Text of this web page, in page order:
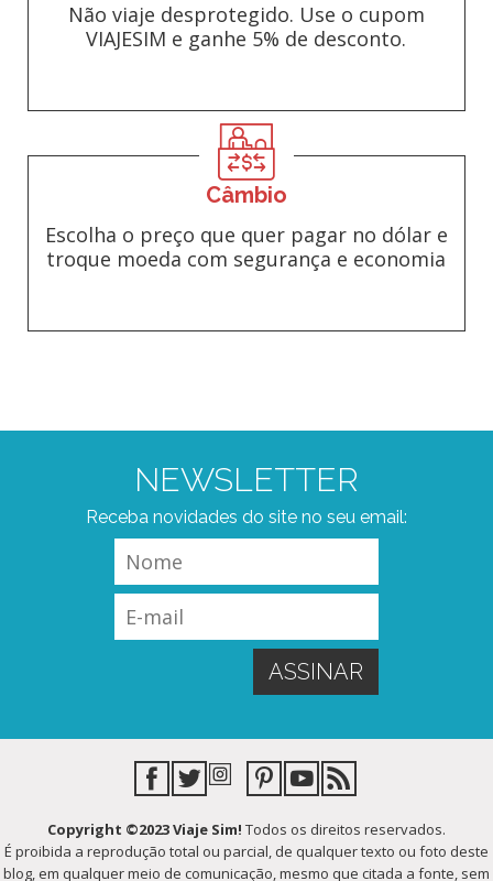
Não viaje desprotegido. Use o cupom
VIAJESIM e ganhe 5% de desconto.
Câmbio
Escolha o preço que quer pagar no dólar e
troque moeda com segurança e economia
NEWSLETTER
Receba novidades do site no seu email:
Copyright ©2023 Viaje Sim! Todos os direitos reservados.
É proibida a reprodução total ou parcial, de qualquer texto ou foto deste
blog, em qualquer meio de comunicação, mesmo que citada a fonte, sem